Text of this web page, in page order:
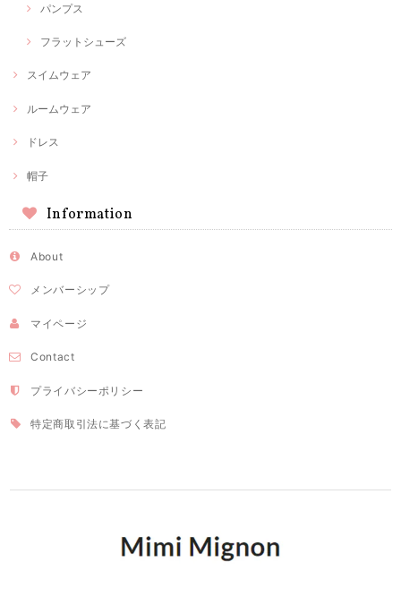
パンプス
フラットシューズ
スイムウェア
ルームウェア
ドレス
帽子
Information
About
メンバーシップ
マイページ
Contact
プライバシーポリシー
特定商取引法に基づく表記